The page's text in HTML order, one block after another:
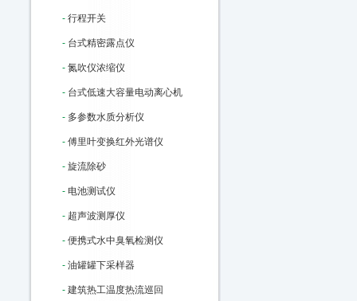
- 行程开关
- 台式精密露点仪
- 氮吹仪浓缩仪
- 台式低速大容量电动离心机
- 多参数水质分析仪
- 傅里叶变换红外光谱仪
- 旋流除砂
- 电池测试仪
- 超声波测厚仪
- 便携式水中臭氧检测仪
- 油罐罐下采样器
- 建筑热工温度热流巡回